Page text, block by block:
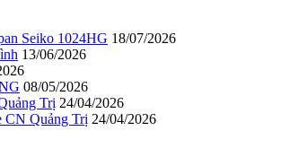
Seiko 1024HG 18/07/2026
13/06/2026
08/05/2026
Trị 24/04/2026
Quảng Trị 24/04/2026